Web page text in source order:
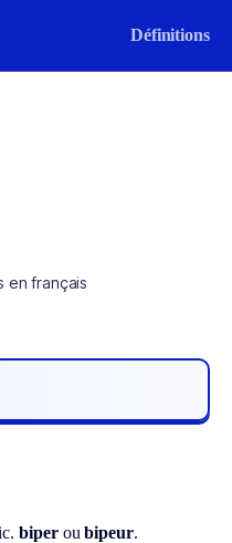
Définitions
en français
biperoubipeur.